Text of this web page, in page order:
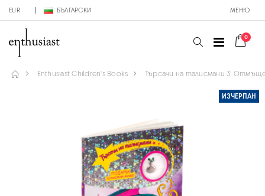
EUR БЪЛГАРСКИ МЕНЮ
0
Enthusiast Children's Books Търсачи на талисмани 3:
ИЗЧЕРПАН